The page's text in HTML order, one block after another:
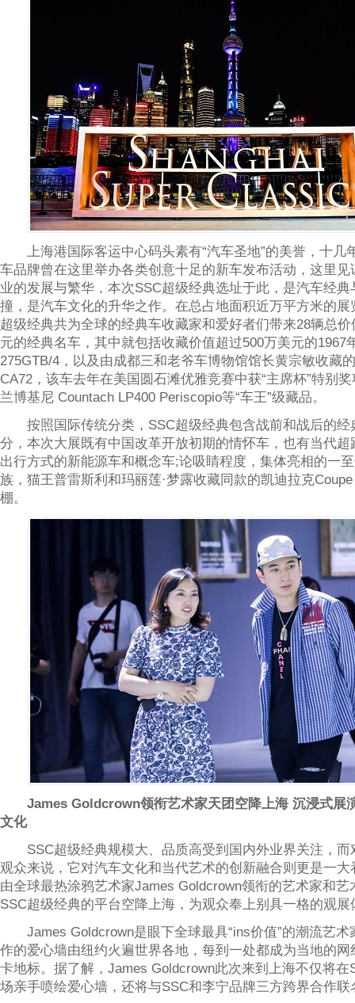
上海港国际客运中心码头素有“汽车圣地”的美誉，十几
车品牌曾在这里举办各类创意十足的新车发布活动，这里见
业的发展与繁华，本次SSC超级经典选址于此，是汽车经
撞，是汽车文化的升华之作。在总占地面积近万平方米的展
超级经典共为全球的经典车收藏家和爱好者们带来28辆总
元的经典名车，其中就包括收藏价值超过500万美元的1967
275GTB/4，以及由成都三和老爷车博物馆馆长黄宗敏收藏
CA72，该车去年在美国圆石滩优雅竞赛中获“主席杯”特别
兰博基尼 Countach LP400 Periscopio等“车王”级藏品。
按照国际传统分类，SSC超级经典包含战前和战后的经
分，本次大展既有中国改革开放初期的情怀车，也有当代超
出行方式的新能源车和概念车;论吸睛程度，集体亮相的一
族，猫王普雷斯利和玛丽莲·梦露收藏同款的凯迪拉克
棚。
James Goldcrown领衔艺术家天团空降上海 沉浸式展
文化
SSC超级经典规模大、品质高受到国内外业界关注，而
观众来说，它对汽车文化和当代艺术的创新融合则更是一
由全球最热涂鸦艺术家James Goldcrown领衔的艺术家和艺
SSC超级经典的平台空降上海，为观众奉上别具一格的观展
James Goldcrown是眼下全球最具“ins价值”的潮流艺术
作的爱心墙由纽约火遍世界各地，每到一处都成为当地的网
卡地标。据了解，James Goldcrown此次来到上海不仅将在
场亲手喷绘爱心墙，还将与SSC和李宁品牌三方跨界合作联